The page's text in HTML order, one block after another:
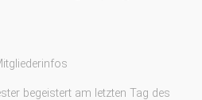
begeistert am letzten Tag des